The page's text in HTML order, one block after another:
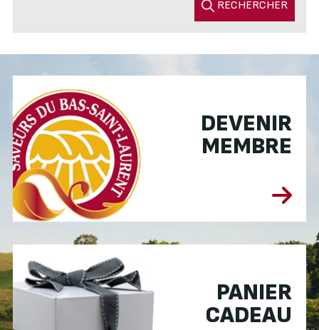
RECHERCHER
DEVENIR
MEMBRE
PANIER
CADEAU